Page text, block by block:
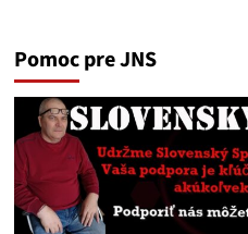
Pomoc pre JNS